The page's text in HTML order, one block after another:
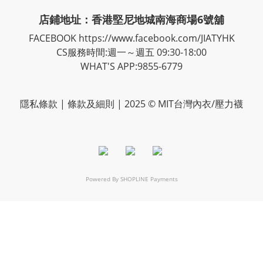
店鋪地址：香港堅尼地城南海商場6號舖
FACEBOOK https://www.facebook.com/JIATYHK
CS服務時間:週一～週五 09:30-18:00
WHAT'S APP:9855-6779
隱私條款 | 條款及細則 | 2025 © MIT台灣內衣/壓力襪
Powered By SHOPLINE Payments